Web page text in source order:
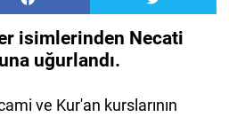
isimlerinden Necati
uğurlandı.
ve Kur'an kurslarının